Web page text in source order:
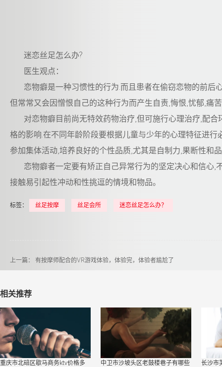
迷恋丝足怎么办?
医生观点：
恋物癖是一种习惯性的行为.而且患者在偷窃恋物的前后
但常常又会因憎恨自己的这种行为而产生自责,悔恨,忧郁,痛
对恋物癖目前尚无特效药物治疗,但可施行心理治疗,配
格的影响.在不同年龄阶段要根据儿童与少年的心理特征进
参加集体活动,培养良好的个性品质,尤其是自制力,果断性和
恋物癖者一定要有矫正自己异常行为的坚定决心和信心
接触易引起性冲动和性挑逗的情境和物品。
标签： 丝足按摩 丝足会所 迷恋丝足怎么办？
上一篇： 有按摩师配合的VR游戏体验，体验完，体验者尴尬了
相关推荐
重庆市北碚区歇马商务ktv价格多
中卫市沙坡头区老鼓楼巷子有哪些
长沙市